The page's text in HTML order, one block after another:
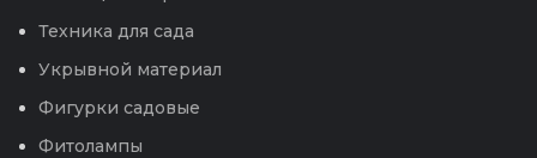
Техника для сада
Укрывной материал
Фигурки садовые
Фитолампы